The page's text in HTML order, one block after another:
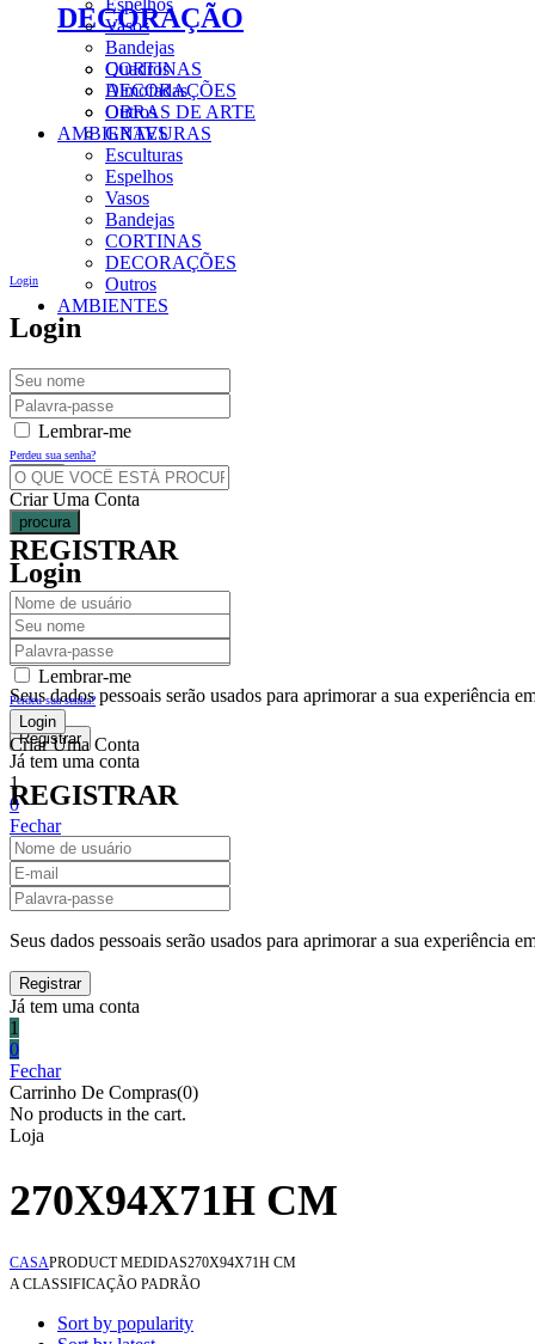
Vasos
Bandejas
CORTINAS
DECORAÇÕES
Outros
AMBIENTES
Login
Login
Lembrar-me
Perdeu sua senha?
Criar Uma Conta
REGISTRAR
Seus dados pessoais serão usados para aprimorar a sua experiência
Já tem uma conta
1
0
Fechar
Carrinho De Compras(0)
No products in the cart.
DECORAÇÃO
Quadros
Almofadas
OBRAS DE ARTE
GRAVURAS
Esculturas
Espelhos
Vasos
Bandejas
CORTINAS
DECORAÇÕES
Outros
AMBIENTES
procura
Login
Lembrar-me
Perdeu sua senha?
Criar Uma Conta
REGISTRAR
Seus dados pessoais serão usados para aprimorar a sua experiência
Já tem uma conta
1
0
Fechar
Carrinho De Compras(0)
No products in the cart.
Loja
270X94X71H CM
CASAPRODUCT MEDIDAS270X94X71H CM
A CLASSIFICAÇÃO PADRÃO
Sort by popularity